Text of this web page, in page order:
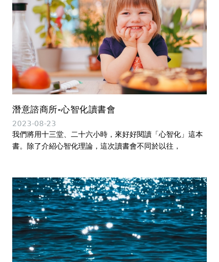
潛意諮商所-心智化讀書會
2023-08-23
我們將用十三堂、二十六小時，來好好閱讀「心智化」這本
書。除了介紹心智化理論，這次讀書會不同於以往，